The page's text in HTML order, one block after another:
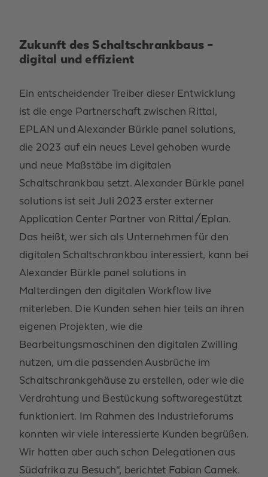
Zukunft des Schaltschrankbaus –
digital und effizient
Ein entscheidender Treiber dieser Entwicklung
ist die enge Partnerschaft zwischen Rittal,
EPLAN und Alexander Bürkle panel solutions,
die 2023 auf ein neues Level gehoben wurde
und neue Maßstäbe im digitalen
Schaltschrankbau setzt. Alexander Bürkle panel
solutions ist seit Juli 2023 erster externer
Application Center Partner von Rittal/Eplan.
Das heißt, wer sich als Unternehmen für den
digitalen Schaltschrankbau interessiert, kann bei
Alexander Bürkle panel solutions in
Malterdingen den digitalen Workflow live
miterleben. Die Kunden sehen hier teils an ihren
eigenen Projekten, wie die
Bearbeitungsmaschinen den digitalen Zwilling
nutzen, um die passenden Ausbrüche im
Schaltschrankgehäuse zu erstellen, oder wie die
Verdrahtung und Bestückung softwaregestützt
funktioniert. Im Rahmen des Industrieforums
konnten wir viele interessierte Kunden begrüßen.
Wir hatten aber auch schon Delegationen aus
Südafrika zu Besuch“, berichtet Fabian Camek.